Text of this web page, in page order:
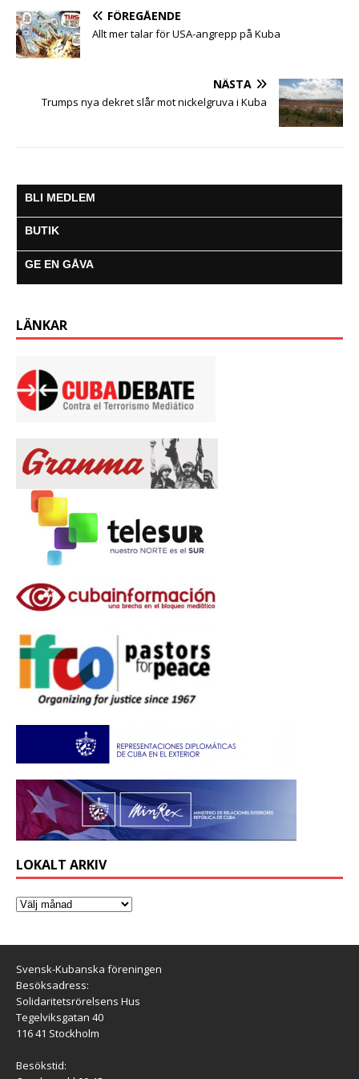
FÖREGÅENDE
Allt mer talar för USA-angrepp på Kuba
NÄSTA
Trumps nya dekret slår mot nickelgruva i Kuba
BLI MEDLEM
BUTIK
GE EN GÅVA
LÄNKAR
LOKALT ARKIV
Svensk-Kubanska föreningen
Besöksadress:
Solidaritetsrörelsens Hus
Tegelviksgatan 40
116 41 Stockholm
Besökstid: